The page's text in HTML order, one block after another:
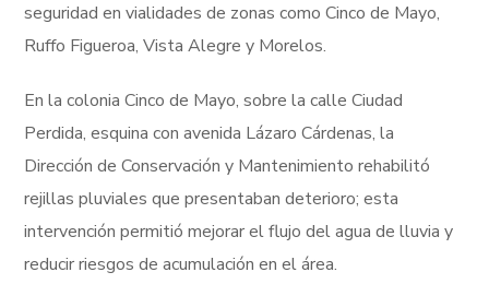
seguridad en vialidades de zonas como Cinco de Mayo,
Ruffo Figueroa, Vista Alegre y Morelos.
En la colonia Cinco de Mayo, sobre la calle Ciudad
Perdida, esquina con avenida Lázaro Cárdenas, la
Dirección de Conservación y Mantenimiento rehabilitó
rejillas pluviales que presentaban deterioro; esta
intervención permitió mejorar el flujo del agua de lluvia y
reducir riesgos de acumulación en el área.